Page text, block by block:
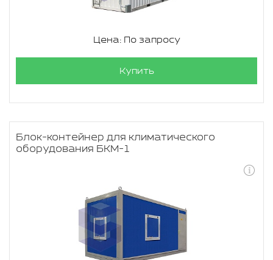
Цена: По запросу
Купить
Блок-контейнер для климатического
оборудования БКМ-1